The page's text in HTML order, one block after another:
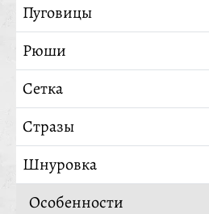
Пуговицы
Рюши
Сетка
Стразы
Шнуровка
Особенности